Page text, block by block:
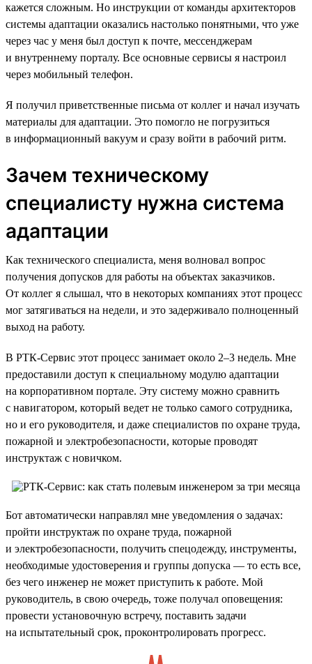
кажется сложным. Но инструкции от команды архитекторов
системы адаптации оказались настолько понятными, что уже
через час у меня был доступ к почте, мессенджерам
и внутреннему порталу. Все основные сервисы я настроил
через мобильный телефон.
Я получил приветственные письма от коллег и начал изучать
материалы для адаптации. Это помогло не погрузиться
в информационный вакуум и сразу войти в рабочий ритм.
Зачем техническому
специалисту нужна система
адаптации
Как технического специалиста, меня волновал вопрос
получения допусков для работы на объектах заказчиков.
От коллег я слышал, что в некоторых компаниях этот процесс
мог затягиваться на недели, и это задерживало полноценный
выход на работу.
В РТК-Сервис этот процесс занимает около 2–3 недель. Мне
предоставили доступ к специальному модулю адаптации
на корпоративном портале. Эту систему можно сравнить
с навигатором, который ведет не только самого сотрудника,
но и его руководителя, и даже специалистов по охране труда,
пожарной и электробезопасности, которые проводят
инструктаж с новичком.
Бот автоматически направлял мне уведомления о задачах:
пройти инструктаж по охране труда, пожарной
и электробезопасности, получить спецодежду, инструменты,
необходимые удостоверения и группы допуска — то есть все,
без чего инженер не может приступить к работе. Мой
руководитель, в свою очередь, тоже получал оповещения:
провести установочную встречу, поставить задачи
на испытательный срок, проконтролировать прогресс.